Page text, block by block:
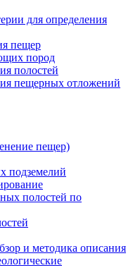
для определения
пещер
пород
полостей
пещерных отложений
пещер)
подземелий
полостей по
и методика описания